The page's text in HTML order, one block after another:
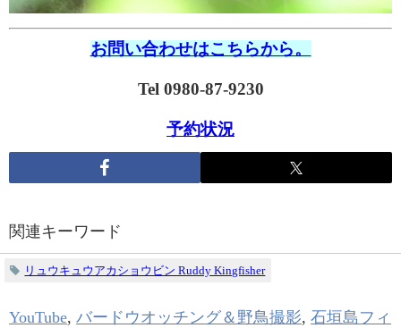
お問い合わせはこちらから。
Tel 0980-87-9230
予約状況
関連キーワード
リュウキュウアカショウビン Ruddy Kingfisher
YouTube, バードウオッチング＆野鳥撮影, 石垣島フィ